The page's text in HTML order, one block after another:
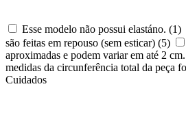
Esse modelo não possui elastáno. (1)
são feitas em repouso (sem esticar) (5)
aproximadas e podem variar em até 2
medidas da circunferência total da peça
Cuidados